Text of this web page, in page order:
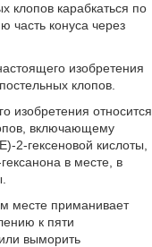
клопов карабкаться по
часть конуса через
изобретения
клопов.
изобретения относится
включающему
2-гексеновой кислоты,
в месте, в
месте приманивает
к пяти
выморить